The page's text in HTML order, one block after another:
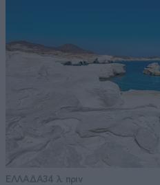
ΕΛΛΑΔΑ34 λ. πριν